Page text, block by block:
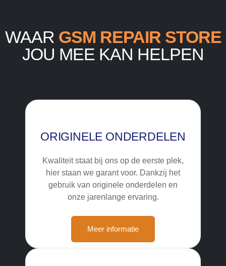
WAAR GSM REPAIR STORE
JOU MEE KAN HELPEN
ORIGINELE ONDERDELEN
Kwaliteit staat bij ons op de eerste plek,
hier staan we garant voor. Dankzij het
gebruik van originele onderdelen en
onze jarenlange ervaring.
Meer informatie